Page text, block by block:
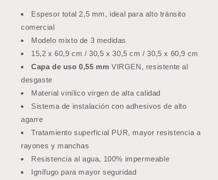
Espesor total 2,5 mm, ideal para alto tránsito
comercial
Modelo mixto de 3 medidas
15,2 x 60,9 cm / 30,5 x 30,5 cm / 30,5 x 60,9 cm
Capa de uso 0,55 mm VIRGEN, resistente al
desgaste
Material vinílico virgen de alta calidad
Sistema de instalación con adhesivos de alto
agarre
Tratamiento superficial PUR, mayor resistencia a
rayones y manchas
Resistencia al agua, 100% impermeable
Ignífugo para mayor seguridad